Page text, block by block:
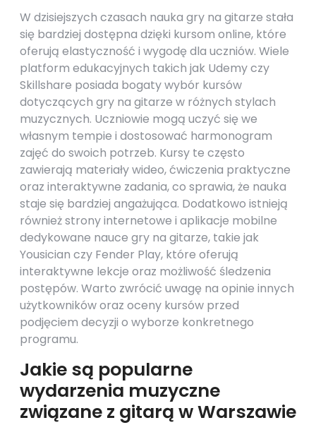
W dzisiejszych czasach nauka gry na gitarze stała
się bardziej dostępna dzięki kursom online, które
oferują elastyczność i wygodę dla uczniów. Wiele
platform edukacyjnych takich jak Udemy czy
Skillshare posiada bogaty wybór kursów
dotyczących gry na gitarze w różnych stylach
muzycznych. Uczniowie mogą uczyć się we
własnym tempie i dostosować harmonogram
zajęć do swoich potrzeb. Kursy te często
zawierają materiały wideo, ćwiczenia praktyczne
oraz interaktywne zadania, co sprawia, że nauka
staje się bardziej angażująca. Dodatkowo istnieją
również strony internetowe i aplikacje mobilne
dedykowane nauce gry na gitarze, takie jak
Yousician czy Fender Play, które oferują
interaktywne lekcje oraz możliwość śledzenia
postępów. Warto zwrócić uwagę na opinie innych
użytkowników oraz oceny kursów przed
podjęciem decyzji o wyborze konkretnego
programu.
Jakie są popularne
wydarzenia muzyczne
związane z gitarą w Warszawie